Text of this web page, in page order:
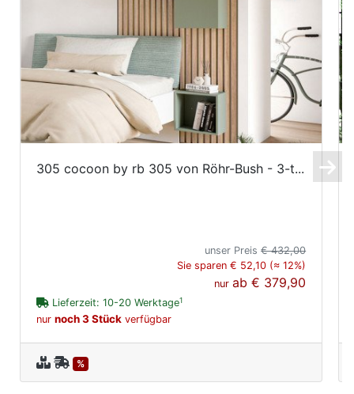
305 cocoon by rb 305 von Röhr-Bush - 3-t...
unser Preis€ 432,00
Sie sparen € 52,10 (≈ 12%)
nurab€ 379,90
Lieferzeit: 10-20 Werktage1
nur noch 3 Stück verfügbar
%